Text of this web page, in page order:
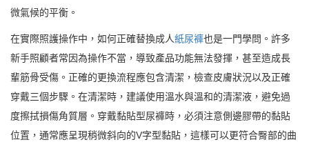
微氣候的平衡。
在實際照護操作中，如何正確替換成人紙尿褲也是一門學問。許多
新手照顧者常因為操作不當，導致產品功能無法發揮，甚至造成長
輩筋骨受傷。正確的更換流程應包含清潔，檢查皮膚狀況以及正確
穿戴三個步驟。在清潔時，建議使用溫水與溫和的清潔液，避免過
度擦拭損傷角質層。穿戴黏貼型尿褲時，必須注意側邊膠帶的黏貼
位置，通常應呈現稍微斜向的V字型黏貼，這樣可以更符合臀部的曲